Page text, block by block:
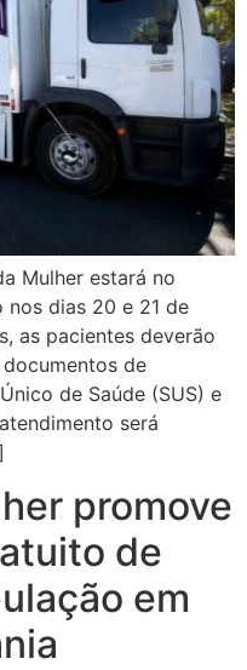
Mulher estará no
dias 20 e 21 de
as pacientes deverão
de
de Saúde (SUS) e
será
promove
de
em